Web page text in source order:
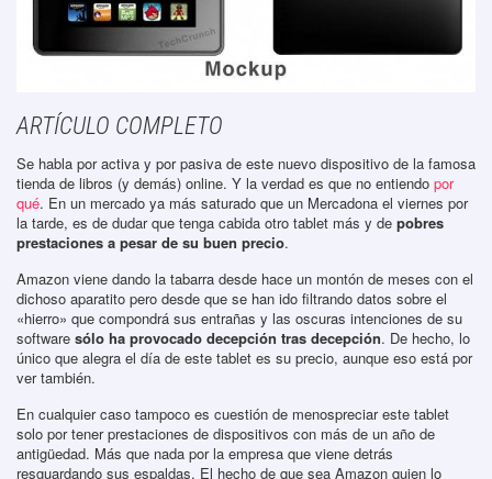
ARTÍCULO COMPLETO
Se habla por activa y por pasiva de este nuevo dispositivo de la famosa
tienda de libros (y demás) online. Y la verdad es que no entiendo por
qué. En un mercado ya más saturado que un Mercadona el viernes por
la tarde, es de dudar que tenga cabida otro tablet más y de pobres
prestaciones a pesar de su buen precio.
Amazon viene dando la tabarra desde hace un montón de meses con el
dichoso aparatito pero desde que se han ido filtrando datos sobre el
«hierro» que compondrá sus entrañas y las oscuras intenciones de su
software sólo ha provocado decepción tras decepción. De hecho, lo
único que alegra el día de este tablet es su precio, aunque eso está por
ver también.
En cualquier caso tampoco es cuestión de menospreciar este tablet
solo por tener prestaciones de dispositivos con más de un año de
antigüedad. Más que nada por la empresa que viene detrás
resguardando sus espaldas. El hecho de que sea Amazon quien lo